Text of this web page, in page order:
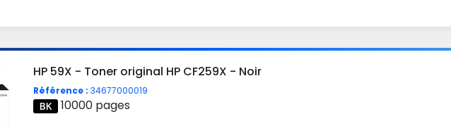
HP 59X - Toner original HP CF259X - Noir
Référence : 34677000019
10000 pages